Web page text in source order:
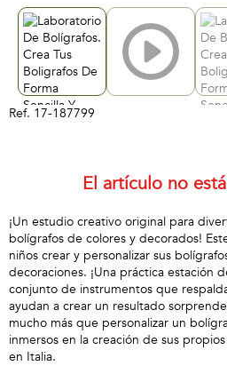
Ref. 17-187799
El artículo no
¡Un estudio creativo original para
bolígrafos de colores y decorados!
niños crear y personalizar sus
decoraciones. ¡Una práctica estación
conjunto de instrumentos que
ayudan a crear un resultado
mucho más que personalizar un
inmersos en la creación de sus
en Italia.